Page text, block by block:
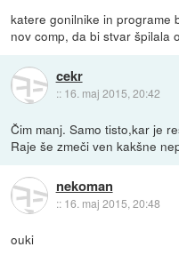
katere gonilnike in programe
nov comp, da bi stvar špilala
cekr
:: 16. maj 2015, 20:42
Čim manj. Samo tisto,kar je
Raje še zmeči ven kakšne
nekoman
:: 16. maj 2015, 20:48
ouki